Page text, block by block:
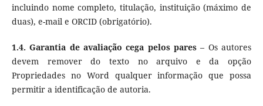
incluindo nome completo, titulação, instituição (máximo de
duas), e-mail e ORCID (obrigatório).
1.4. Garantia de avaliação cega pelos pares – Os autores
devem remover do texto no arquivo e da opção
Propriedades no Word qualquer informação que possa
permitir a identificação de autoria.